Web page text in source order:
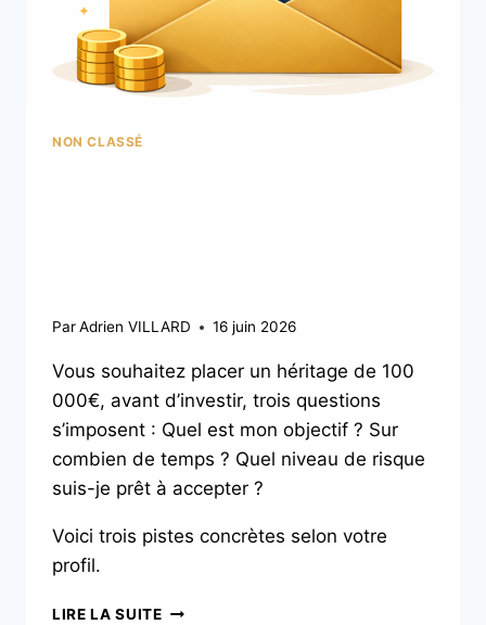
NON CLASSÉ
ParAdrien VILLARD 16 juin 2026
Vous souhaitez placer un héritage de 100
000€, avant d’investir, trois questions
s’imposent : Quel est mon objectif ? Sur
combien de temps ? Quel niveau de risque
suis-je prêt à accepter ?
Voici trois pistes concrètes selon votre
profil.
LIRE LA SUITE